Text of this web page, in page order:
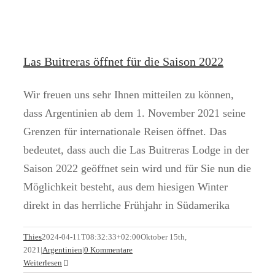
Las Buitreras öffnet für die Saison 2022
Wir freuen uns sehr Ihnen mitteilen zu können,
dass Argentinien ab dem 1. November 2021 seine
Grenzen für internationale Reisen öffnet. Das
bedeutet, dass auch die Las Buitreras Lodge in der
Saison 2022 geöffnet sein wird und für Sie nun die
Möglichkeit besteht, aus dem hiesigen Winter
direkt in das herrliche Frühjahr in Südamerika
Thies2024-04-11T08:32:33+02:00Oktober 15th,
2021|Argentinien|0 Kommentare
Weiterlesen